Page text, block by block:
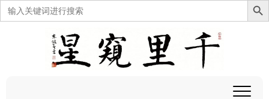
搜
索：